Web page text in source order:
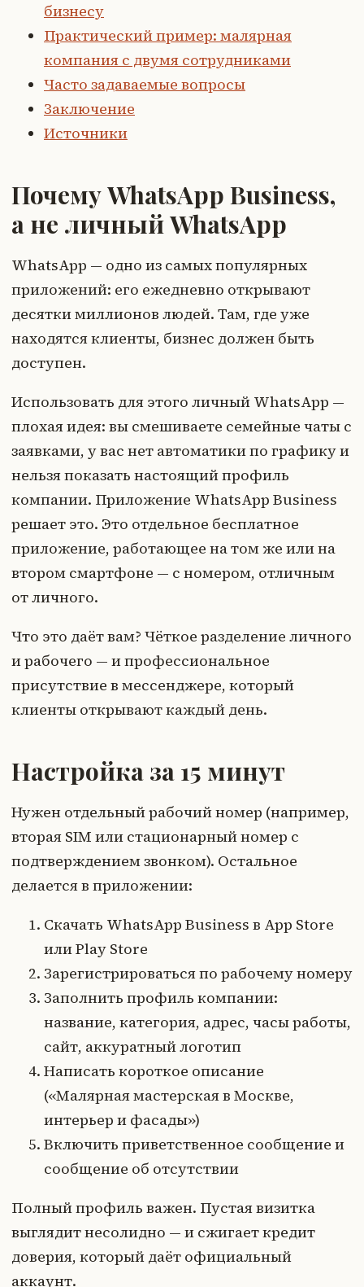
бизнесу
Практический пример: малярная
компания с двумя сотрудниками
Часто задаваемые вопросы
Заключение
Источники
Почему WhatsApp Business,
а не личный WhatsApp
WhatsApp — одно из самых популярных
приложений: его ежедневно открывают
десятки миллионов людей. Там, где уже
находятся клиенты, бизнес должен быть
доступен.
Использовать для этого личный WhatsApp —
плохая идея: вы смешиваете семейные чаты с
заявками, у вас нет автоматики по графику и
нельзя показать настоящий профиль
компании. Приложение WhatsApp Business
решает это. Это отдельное бесплатное
приложение, работающее на том же или на
втором смартфоне — с номером, отличным
от личного.
Что это даёт вам? Чёткое разделение личного
и рабочего — и профессиональное
присутствие в мессенджере, который
клиенты открывают каждый день.
Настройка за 15 минут
Нужен отдельный рабочий номер (например,
вторая SIM или стационарный номер с
подтверждением звонком). Остальное
делается в приложении:
Скачать WhatsApp Business в App Store
или Play Store
Зарегистрироваться по рабочему номеру
Заполнить профиль компании:
название, категория, адрес, часы работы,
сайт, аккуратный логотип
Написать короткое описание
(«Малярная мастерская в Москве,
интерьер и фасады»)
Включить приветственное сообщение и
сообщение об отсутствии
Полный профиль важен. Пустая визитка
выглядит несолидно — и сжигает кредит
доверия, который даёт официальный
аккаунт.